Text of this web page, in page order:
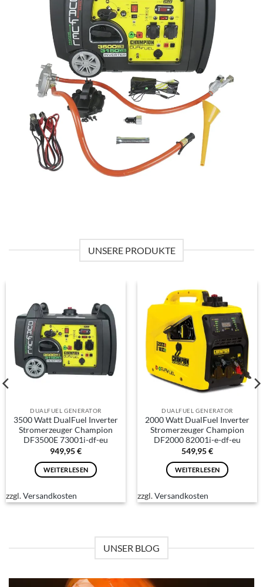
UNSERE PRODUKTE
DUALFUEL GENERATOR
3500 Watt DualFuel Inverter
Stromerzeuger Champion
DF3500E 73001i-df-eu
949,95€
WEITERLESEN
zzgl.Versandkosten
DUALFUEL GENERATOR
2000 Watt DualFuel Inverter
Stromerzeuger Champion
DF2000 82001i-e-df-eu
549,95€
WEITERLESEN
zzgl.Versandkosten
UNSER BLOG